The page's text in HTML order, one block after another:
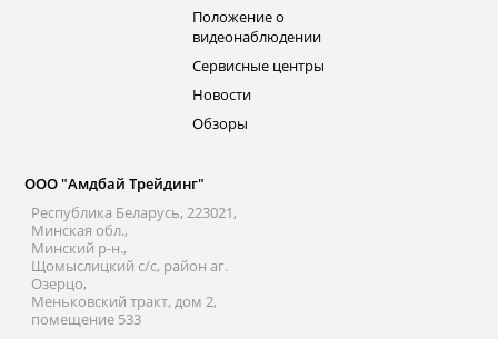
Положение о
видеонаблюдении
Сервисные центры
Новости
Обзоры
ООО "Амдбай Трейдинг"
Республика Беларусь, 223021,
Минская обл.,
Минский р-н.,
Щомыслицкий с/с, район аг.
Озерцо,
Меньковский тракт, дом 2,
помещение 533